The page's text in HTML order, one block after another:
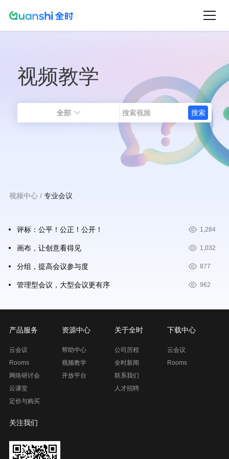
视频教学
全部
面
视频中心 专业会议
评标：公平！公正！公开！ 1,284
画布，让创意看得见 1,032
分组，提高会议参与度 877
管理型会议，大型会议更有序 962
产品服务
云会议
Rooms
网络研讨会
云课堂
定价与购买
资源中心
帮助中心
视频教学
开放平台
关于全时
公司历程
全时新闻
联系我们
人才招聘
下载中心
云会议
Rooms
关注我们